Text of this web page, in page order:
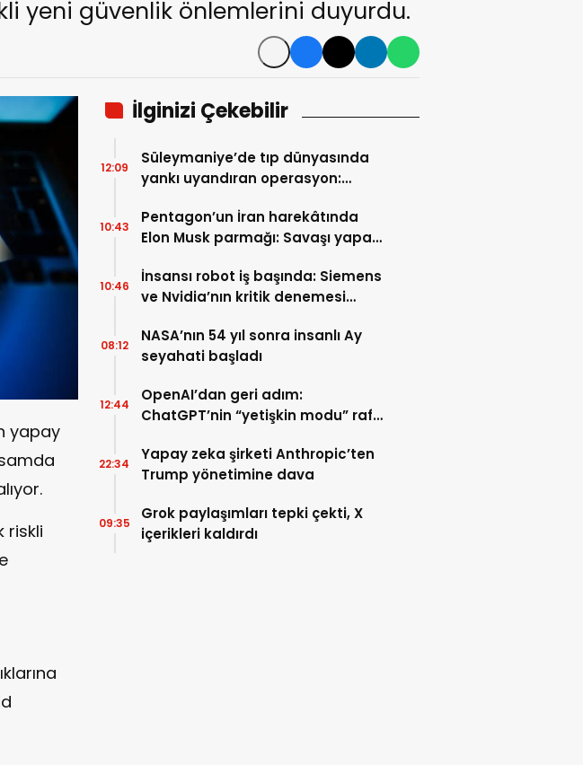
yeni güvenlik önlemlerini duyurdu.
yapay
riskli
İlginizi Çekebilir
Süleymaniye’de tıp dünyasında
yankı uyandıran operasyon:
12:09
Pentagon’un İran harekâtında
Elon Musk parmağı: Savaşı yapay
10:43
İnsansı robot iş başında: Siemens
ve Nvidia’nın kritik denemesi
10:46
NASA’nın 54 yıl sonra insanlı Ay
seyahati başladı
08:12
OpenAI’dan geri adım:
ChatGPT’nin “yetişkin modu” rafa
12:44
Yapay zeka şirketi Anthropic’ten
Trump yönetimine dava
22:34
Grok paylaşımları tepki çekti, X
içerikleri kaldırdı
09:35